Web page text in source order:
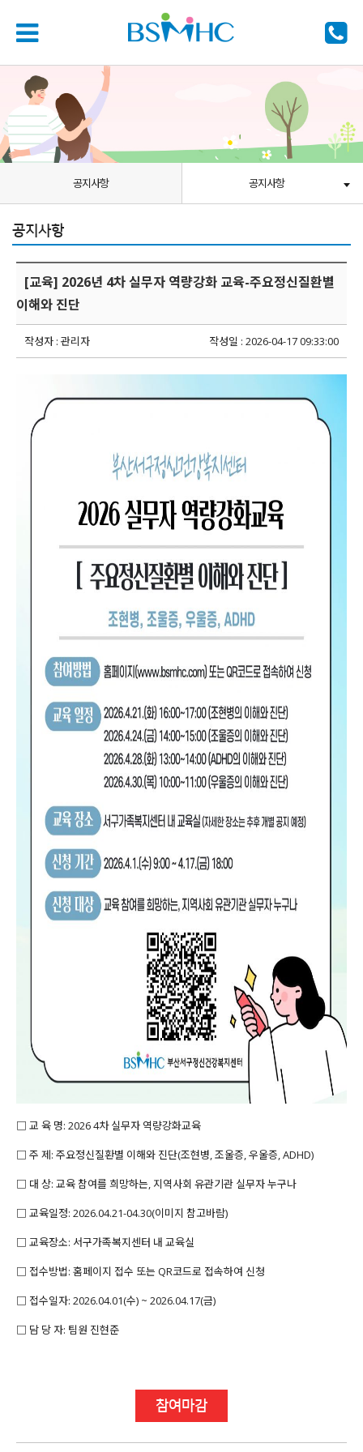
공지사항 공지사항
공지사항
[교육] 2026년 4차 실무자 역량강화 교육-주요정신질환별
이해와 진단
작성자 : 관리자 작성일 : 2026-04-17 09:33:00
□ 교 육 명: 2026 4차 실무자 역량강화교육
□ 주 제: 주요정신질환별 이해와 진단(조현병, 조울증, 우울증, ADHD)
□ 대 상: 교육 참여를 희망하는, 지역사회 유관기관 실무자 누구나
□ 교육일정: 2026.04.21-04.30(이미지 참고바람)
□ 교육장소: 서구가족복지센터 내 교육실
□ 접수방법: 홈페이지 접수 또는 QR코드로 접속하여 신청
□ 접수일자: 2026.04.01(수) ~ 2026.04.17(금)
□ 담 당 자: 팀원 진현준
참여마감